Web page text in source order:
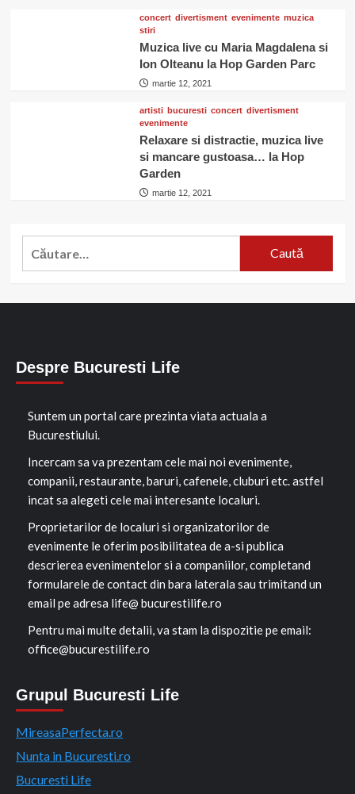
concert divertisment evenimente muzica
stiri
Muzica live cu Maria Magdalena si
Ion Olteanu la Hop Garden Parc
martie 12, 2021
artisti bucuresti concert divertisment
evenimente
Relaxare si distractie, muzica live
si mancare gustoasa… la Hop
Garden
martie 12, 2021
Despre Bucuresti Life
Suntem un portal care prezinta viata actuala a
Bucurestiului.
Incercam sa va prezentam cele mai noi evenimente,
companii, restaurante, baruri, cafenele, cluburi etc. astfel
incat sa alegeti cele mai interesante localuri.
Proprietarilor de localuri si organizatorilor de
evenimente le oferim posibilitatea de a-si publica
descrierea evenimentelor si a companiilor, completand
formularele de contact din bara laterala sau trimitand un
email pe adresa life@ bucurestilife.ro
Pentru mai multe detalii, va stam la dispozitie pe email:
office@bucurestilife.ro
Grupul Bucuresti Life
MireasaPerfecta.ro
Nunta in Bucuresti.ro
Bucuresti Life